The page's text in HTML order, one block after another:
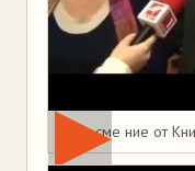
Това сме ние от